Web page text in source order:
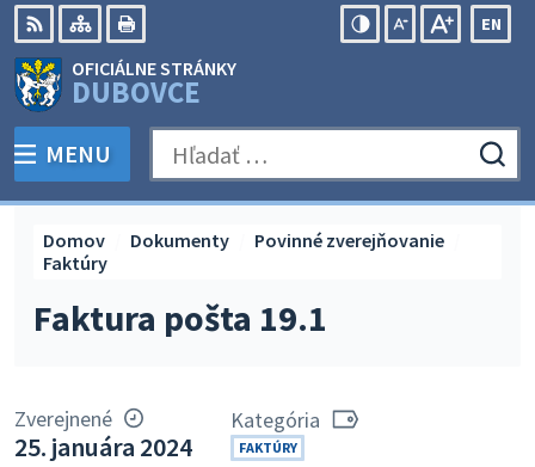
Preskočiť
na
obsah
RSS Mapa
EN
OFICIÁLNE STRÁNKY
DUBOVCE
PREPNÚŤ
MENU Hľadať:
Faktura pošta 19.1
Domov Dokumenty
Povinné zverejňovanie
Faktúry
Zverejnené
25. januára 2024
Kategória
FAKTÚRY